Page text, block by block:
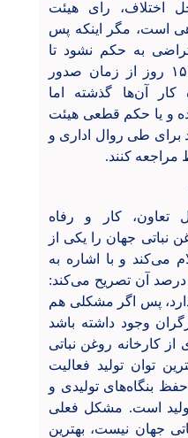
رای هیئت
است، مگر اینکه پس
اعتراضی به حکم نشود تا
قطعی شود. کارگرانی که ۱۵ روز از زمان صدور
آن‌ها گذشته اما
و یا حکم قطعی هیئت
برای طی روال اداری و
مراجعه کنند.
تعاون، کار و رفاه
نباتی جهان را یکی از
می‌کند و با اشاره به
فعالیت روزانه با ظرفیت ۵ درصد آن تصریح می‌کند:
پس اگر مشکلی هم
وجود داشته باشد
کارخانه روغن نباتی
توان تولید فعالیت
بنگاه‌های تولیدی و
است‌. مشکل فعلی
جهان نیست، بهترین